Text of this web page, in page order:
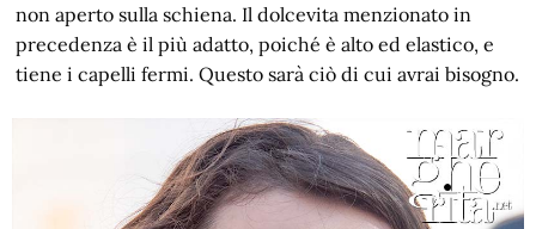
non aperto sulla schiena. Il dolcevita menzionato in
precedenza è il più adatto, poiché è alto ed elastico, e
tiene i capelli fermi. Questo sarà ciò di cui avrai bisogno.